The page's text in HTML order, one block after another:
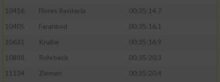
10416
Flores Renteria
00:35:14.7
10405
Farahbod
00:35:16.1
10631
Knabe
00:35:16.9
10888
Rohrbeck
00:35:20.3
11134
Ziemen
00:35:20.4